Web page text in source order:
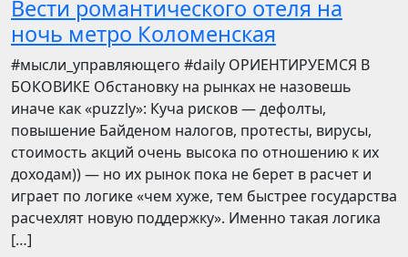
Вести романтического отеля на
ночь метро Коломенская
​​#мысли_управляющего #daily ОРИЕНТИРУЕМСЯ В
БОКОВИКЕ Обстановку на рынках не назовешь
иначе как «puzzly»: Куча рисков — дефолты,
повышение Байденом налогов, протесты, вирусы,
стоимость акций очень высока по отношению к их
доходам)) — но их рынок пока не берет в расчет и
играет по логике «чем хуже, тем быстрее государства
расчехлят новую поддержку». Именно такая логика
[…]